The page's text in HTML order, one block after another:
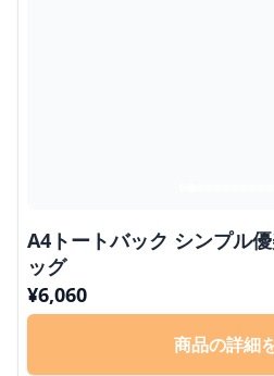
A4トートバック シンプル
ッグ
¥6,060
商品の詳細